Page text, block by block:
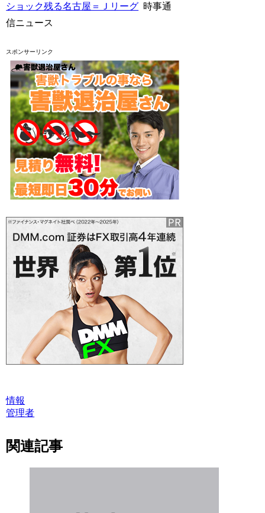
ショック残る名古屋＝Ｊリーグ 時事通
信ニュース
スポンサーリンク
情報
管理者
関連記事